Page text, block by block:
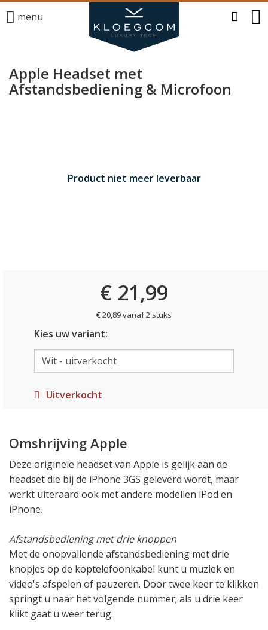
menu
Apple Headset met
Afstandsbediening & Microfoon
Product niet meer leverbaar
€ 21,99
€ 20,89 vanaf 2 stuks
Kies uw variant:
Uitverkocht
Omshrijving Apple
Deze originele headset van Apple is gelijk aan de
headset die bij de iPhone 3GS geleverd wordt, maar
werkt uiteraard ook met andere modellen iPod en
iPhone.
Afstandsbediening met drie knoppen
Met de onopvallende afstandsbediening met drie
knopjes op de koptelefoonkabel kunt u muziek en
video's afspelen of pauzeren. Door twee keer te klikken
springt u naar het volgende nummer; als u drie keer
klikt gaat u weer terug.